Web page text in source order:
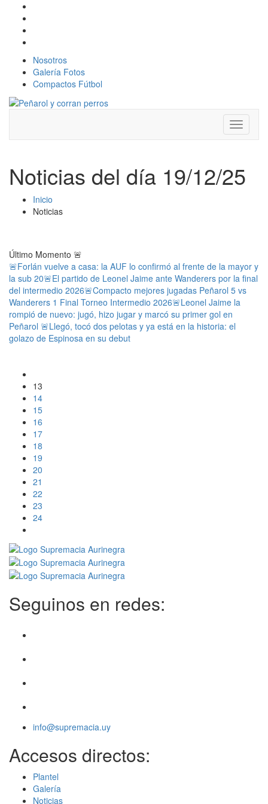
Nosotros
Galería Fotos
Compactos Fútbol
Toggle
Noticias del día 19/12/25
Inicio
Noticias
Último Momento 🚨
🚨Forlán vuelve a casa: la AUF lo confirmó al frente de la mayor y
la sub 20🚨El partido de Leonel Jaime ante Wanderers por la final
del intermedio 2026🚨Compacto mejores jugadas Peñarol 5 vs
Wanderers 1 Final Torneo Intermedio 2026🚨Leonel Jaime la
rompió de nuevo: jugó, hizo jugar y marcó su primer gol en
Peñarol 🚨Llegó, tocó dos pelotas y ya está en la historia: el
golazo de Espinosa en su debut
13
14
15
16
17
18
19
20
21
22
23
24
Seguinos en redes:
info@supremacia.uy
Accesos directos:
Plantel
Galería
Noticias